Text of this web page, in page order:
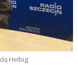
Helbig